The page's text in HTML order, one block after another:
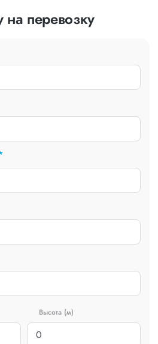
клиентом закреплен менеджер,
статусе вашего груза. Чтобы
на перевозку
Высота (м)